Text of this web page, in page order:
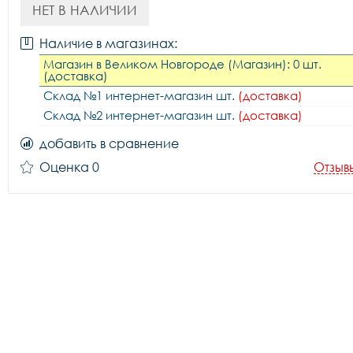
НЕТ В НАЛИЧИИ
Наличие в магазинах:
Магазин в Великом Новгороде (Магазин): 0 шт.
(доставка)
Склад №1 интернет-магазин шт. (доставка)
Склад №2 интернет-магазин шт. (доставка)
добавить в сравнение
Оценка 0